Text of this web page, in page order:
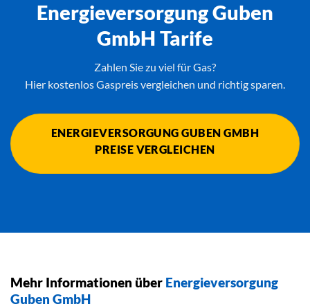
Energieversorgung Guben
GmbH Tarife
Zahlen Sie zu viel für Gas?
Hier kostenlos Gaspreis vergleichen und richtig sparen.
ENERGIEVERSORGUNG GUBEN GMBH
PREISE VERGLEICHEN
Mehr Informationen über Energieversorgung
Guben GmbH